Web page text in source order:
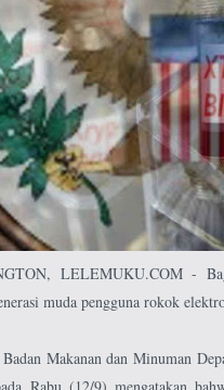
LELEMUKU.COM -
muda pengguna rokok
Makanan dan Minuman